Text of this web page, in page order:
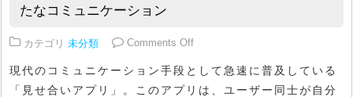
たなコミュニケーション
カテゴリ 未分類 Comments Offon 「見せ合いアプリ」の魅力と
現代のコミュニケーション手段として急速に普及している
「見せ合いアプリ」。このアプリは、ユーザー同士が自分